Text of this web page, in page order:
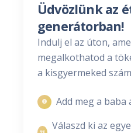
Üdvözlünk az
generátorban!
Indulj el az úton,
megalkothatod a
a kisgyermeked
Add meg a baba
Válaszd ki az